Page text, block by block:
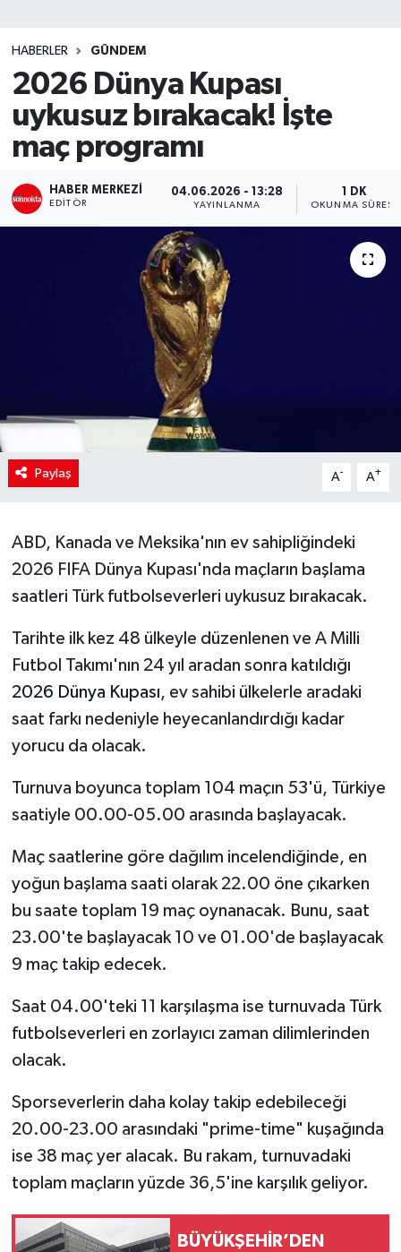
HABERLER GÜNDEM
2026 Dünya Kupası
uykusuz bırakacak! İşte
maç programı
HABER MERKEZI
EDITÖR
04.06.2026 - 13:28
YAYINLANMA
1 DK
OKUNMA SÜRESI
Paylaş A- A+
ABD, Kanada ve Meksika'nın ev sahipliğindeki
2026 FIFA Dünya Kupası'nda maçların başlama
saatleri Türk futbolseverleri uykusuz bırakacak.
Tarihte ilk kez 48 ülkeyle düzenlenen ve A Milli
Futbol Takımı'nın 24 yıl aradan sonra katıldığı
2026 Dünya Kupası, ev sahibi ülkelerle aradaki
saat farkı nedeniyle heyecanlandırdığı kadar
yorucu da olacak.
Turnuva boyunca toplam 104 maçın 53'ü, Türkiye
saatiyle 00.00-05.00 arasında başlayacak.
Maç saatlerine göre dağılım incelendiğinde, en
yoğun başlama saati olarak 22.00 öne çıkarken
bu saate toplam 19 maç oynanacak. Bunu, saat
23.00'te başlayacak 10 ve 01.00'de başlayacak
9 maç takip edecek.
Saat 04.00'teki 11 karşılaşma ise turnuvada Türk
futbolseverleri en zorlayıcı zaman dilimlerinden
olacak.
Sporseverlerin daha kolay takip edebileceği
20.00-23.00 arasındaki "prime-time" kuşağında
ise 38 maç yer alacak. Bu rakam, turnuvadaki
toplam maçların yüzde 36,5'ine karşılık geliyor.
BÜYÜKŞEHİR’DEN
Teknoloji
TRABZON